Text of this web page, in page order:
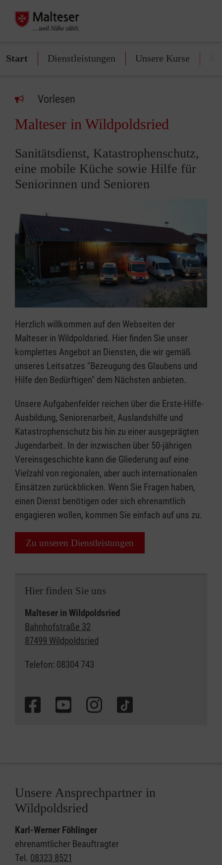
Start Dienstleistungen Unsere Kurse
Vorlesen
Malteser in Wildpoldsried
Sanitätsdienst, Katastrophenschutz,
eine mobile Küche sowie Hilfe für
Seniorinnen und Senioren
Herzlich willkommen auf den Webseiten der
Malteser in Wildpoldsried. Hier finden Sie unser
komplettes Angebot an Diensten, die wir gemäß
unseres Leitsatzes "Bezeugung des Glaubens und
Hilfe den Bedürftigen" dem Nächsten anbieten.
Unsere Aufgabenfelder reichen über die Erste-Hilfe-
Ausbildung, Seniorenarbeit, Auslandshilfe und
Katastrophenschutz bis hin zu einer ausgeprägten
Jugendarbeit. In der inzwischen über 50-jährigen
Vereinsgeschichte kann die Gliederung auf eine
Vielzahl von regionalen, aber auch internationalen
Einsätzen zurückblicken. Wenn Sie Fragen haben,
einen Dienst benötigen oder sich ehrenamtlich
engagieren wollen, kommen Sie einfach auf uns zu.
Zu unseren Dienstleistungen
Hier finden Sie uns
Malteser in Wildpoldsried
Bahnhofstraße 32
87499 Wildpoldsried
Telefon: 08304 743
Unsere Ansprechpartner in
Wildpoldsried
Karl-Werner Föhlinger
ehrenamtlicher Beauftragter
Tel. 08323 8521